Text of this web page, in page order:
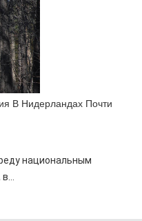
В Нидерландах Почти
национальным